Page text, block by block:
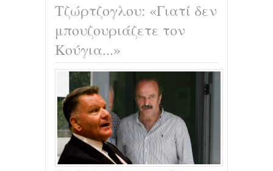
Τζώρτζογλου: «Γιατί δεν
μπουζουριάζετε τον
Κούγια...»